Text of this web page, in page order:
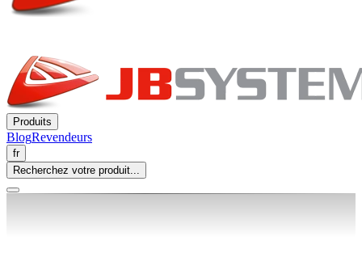
Produits
BlogRevendeurs
fr
Recherchez votre produit...